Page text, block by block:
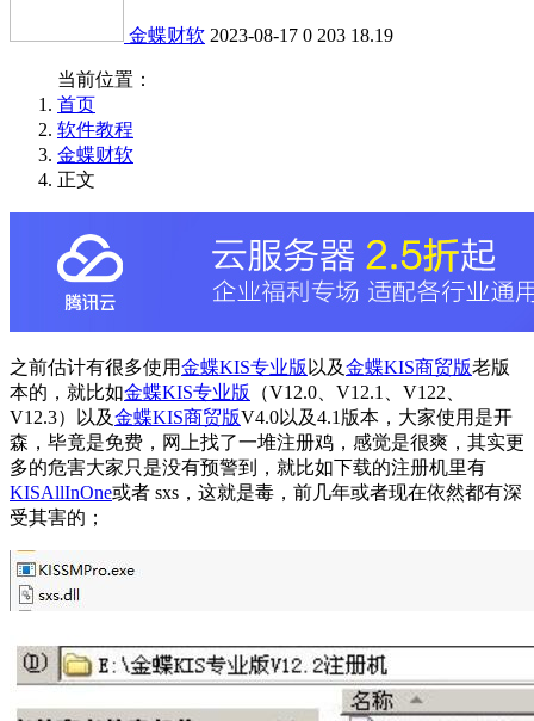
金蝶财软 2023-08-17 0 203 18.19
当前位置：
首页
软件教程
金蝶财软
正文
之前估计有很多使用金蝶KIS专业版 以及金蝶KIS商贸版老版
本的，就比如金蝶KIS专业版
（V12.0、V12.1、V122、
V12.3）以及金蝶KIS商贸版V4.0以及4.1版本，大家使用是开
森，毕竟是免费，网上找了一堆注册鸡，感觉是很爽，其实更
多的危害大家只是没有预警到，就比如下载的注册机里有
KISAllInOne或者 sxs，这就是毒，前几年或者现在依然都有深
受其害的；